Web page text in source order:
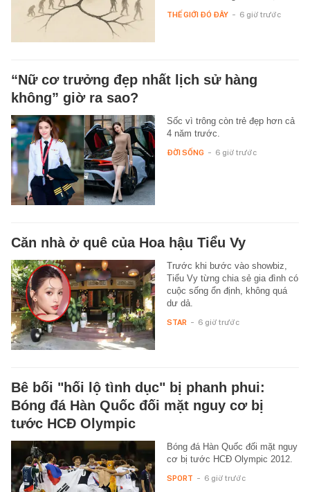
THẾ GIỚI ĐÓ ĐÂY - 6 giờ trước
“Nữ cơ trưởng đẹp nhất lịch sử hàng
không” giờ ra sao?
Sốc vì trông còn trẻ đẹp hơn cả
4 năm trước.
ĐỜI SỐNG - 6 giờ trước
Căn nhà ở quê của Hoa hậu Tiểu Vy
Trước khi bước vào showbiz,
Tiểu Vy từng chia sẻ gia đình có
cuộc sống ổn định, không quá
dư dả.
STAR - 6 giờ trước
Bê bối "hối lộ tình dục" bị phanh phui:
Bóng đá Hàn Quốc đối mặt nguy cơ bị
tước HCĐ Olympic
Bóng đá Hàn Quốc đối mặt nguy
cơ bị tước HCĐ Olympic 2012.
SPORT - 6 giờ trước